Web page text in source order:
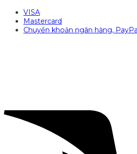
VISA
Mastercard
Chuyển khoản ngân hàng,